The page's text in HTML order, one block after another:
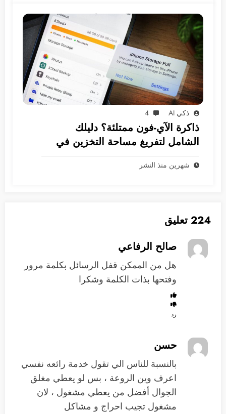
ذكي AI 4
ذاكرة الآي-فون ممتلئة؟ دليلك
الشامل لتفريغ مساحة التخزين في
نظام iOS
شهرين منذ النشر
224 تعليق
صالح الرفاعي
هل من الممكن قفل الرسائل بكلمة مرور
وفتحها بذات الكلمة وشكرا
رد
حسن
بالنسبة للناس الي تقول خدمة رائعه نفسي
اعرف وين الروعة ، بس لو يعطي مغلق
الجوال أفضل من يعطي مشغول ، لان
مشغول تجيب احراج و مشاكل